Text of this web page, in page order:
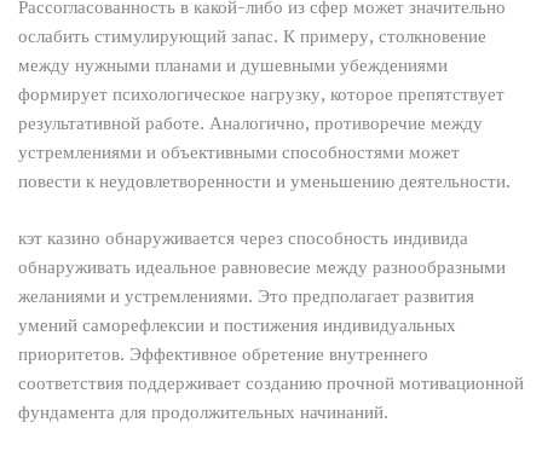
Рассогласованность в какой-либо из сфер может значительно
ослабить стимулирующий запас. К примеру, столкновение
между нужными планами и душевными убеждениями
формирует психологическое нагрузку, которое препятствует
результативной работе. Аналогично, противоречие между
устремлениями и объективными способностями может
повести к неудовлетворенности и уменьшению деятельности.
кэт казино обнаруживается через способность индивида
обнаруживать идеальное равновесие между разнообразными
желаниями и устремлениями. Это предполагает развития
умений саморефлексии и постижения индивидуальных
приоритетов. Эффективное обретение внутреннего
соответствия поддерживает созданию прочной мотивационной
фундамента для продолжительных начинаний.